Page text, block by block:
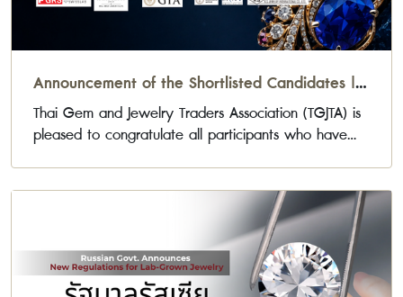
Announcement of the Shortlisted Candidates |
Gemports Award 2026
Thai Gem and Jewelry Traders Association (TGJTA) is
pleased to congratulate all participants who have